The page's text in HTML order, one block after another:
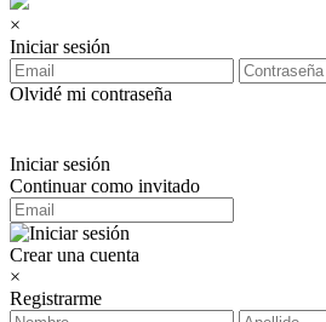
×
Iniciar sesión
Olvidé mi contraseña
Iniciar sesión
Continuar como invitado
Crear una cuenta
×
Registrarme